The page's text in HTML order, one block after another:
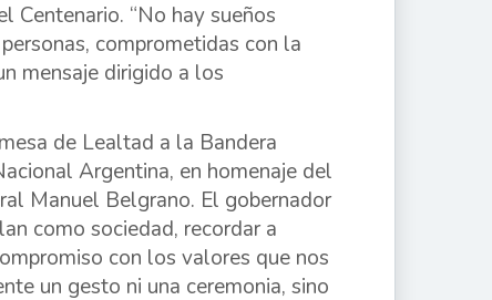
Centenario. “No hay sueños
comprometidas con la
mensaje dirigido a los
de Lealtad a la Bandera
Argentina, en homenaje del
Manuel Belgrano. El gobernador
como sociedad, recordar a
con los valores que nos
un gesto ni una ceremonia, sino